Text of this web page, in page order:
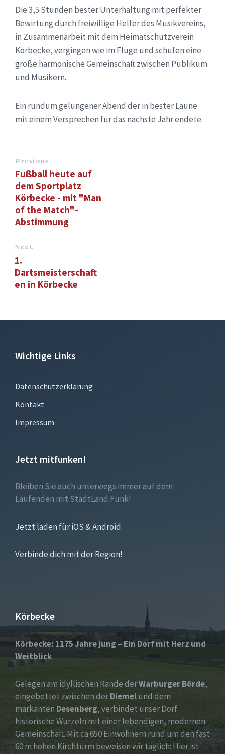
Die 3,5 Stunden bester Unterhaltung mit perfekter
Bewirtung durch freiwillige Helfer des Musikvereins,
in Zusammenarbeit mit dem Heimatschutzverein
Körbecke, vergingen wie im Fluge und schufen eine
große harmonische Gemeinschaft zwischen Publikum
und Musikern.
Ein rundum gelungener Abend der in bester Laune
mit einem Versprechen für das nächste Jahr endete.
Previous
Fußball heute auf
dem Sportplatz
Körbecke - mit "Man
of the Match"-
Abstimmung
Next
1.
Dartsmeisterschaft
en in Körbecke
Wichtige Links
Datenschutzerklärung
Kontakt
Impressum
Jetzt mitfunken!
Bleiben Sie auch unterwegs immer auf dem
Laufenden mit StadtLand.Funk!
Jetzt laden für iOS & Android
Verbinde dich mit der Region!
Körbecke
Körbecke: 1175 Jahre jung – Ein Dorf mit Herz und
Weitblick
Gelegen am idyllischen Rande derWarburger Börde,
eingebettet zwischen derDiemelund dem
markanten Desenberg, verbindet unser Dorf
historische Wurzeln mit einer lebendigen, modernen
Gemeinschaft. Mit ca 650 Einwohnern rund um den fast
60 m hohen Kirchturm beweisen wir täglich: Hier ist